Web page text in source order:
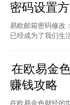
密码设置
易欧邮箱密码修改
已经成为了我们生
在欧易金
赚钱攻略
在欧易金色财经的